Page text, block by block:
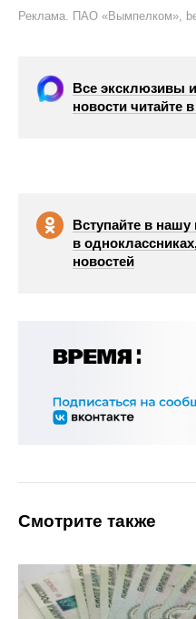
Реклама. ПАО «Вымпелком»,
Все эксклюзивы
новости читайте
Вступайте в нашу
в
новостей
Смотрите также